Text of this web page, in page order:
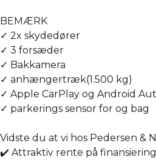
BEMÆRK
✓ 2x skydedører
✓ 3 forsæder
✓ Bakkamera
✓ anhængertræk(1.500 kg)
✓ Apple CarPlay og Android
✓ parkerings sensor for og bag
Vidste du at vi hos Pedersen &
✔️ Attraktiv rente på finansiering